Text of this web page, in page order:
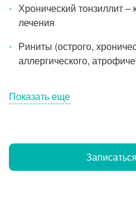
Хронический тонзиллит
лечения
Риниты (острого,
аллергического,
Показать еще